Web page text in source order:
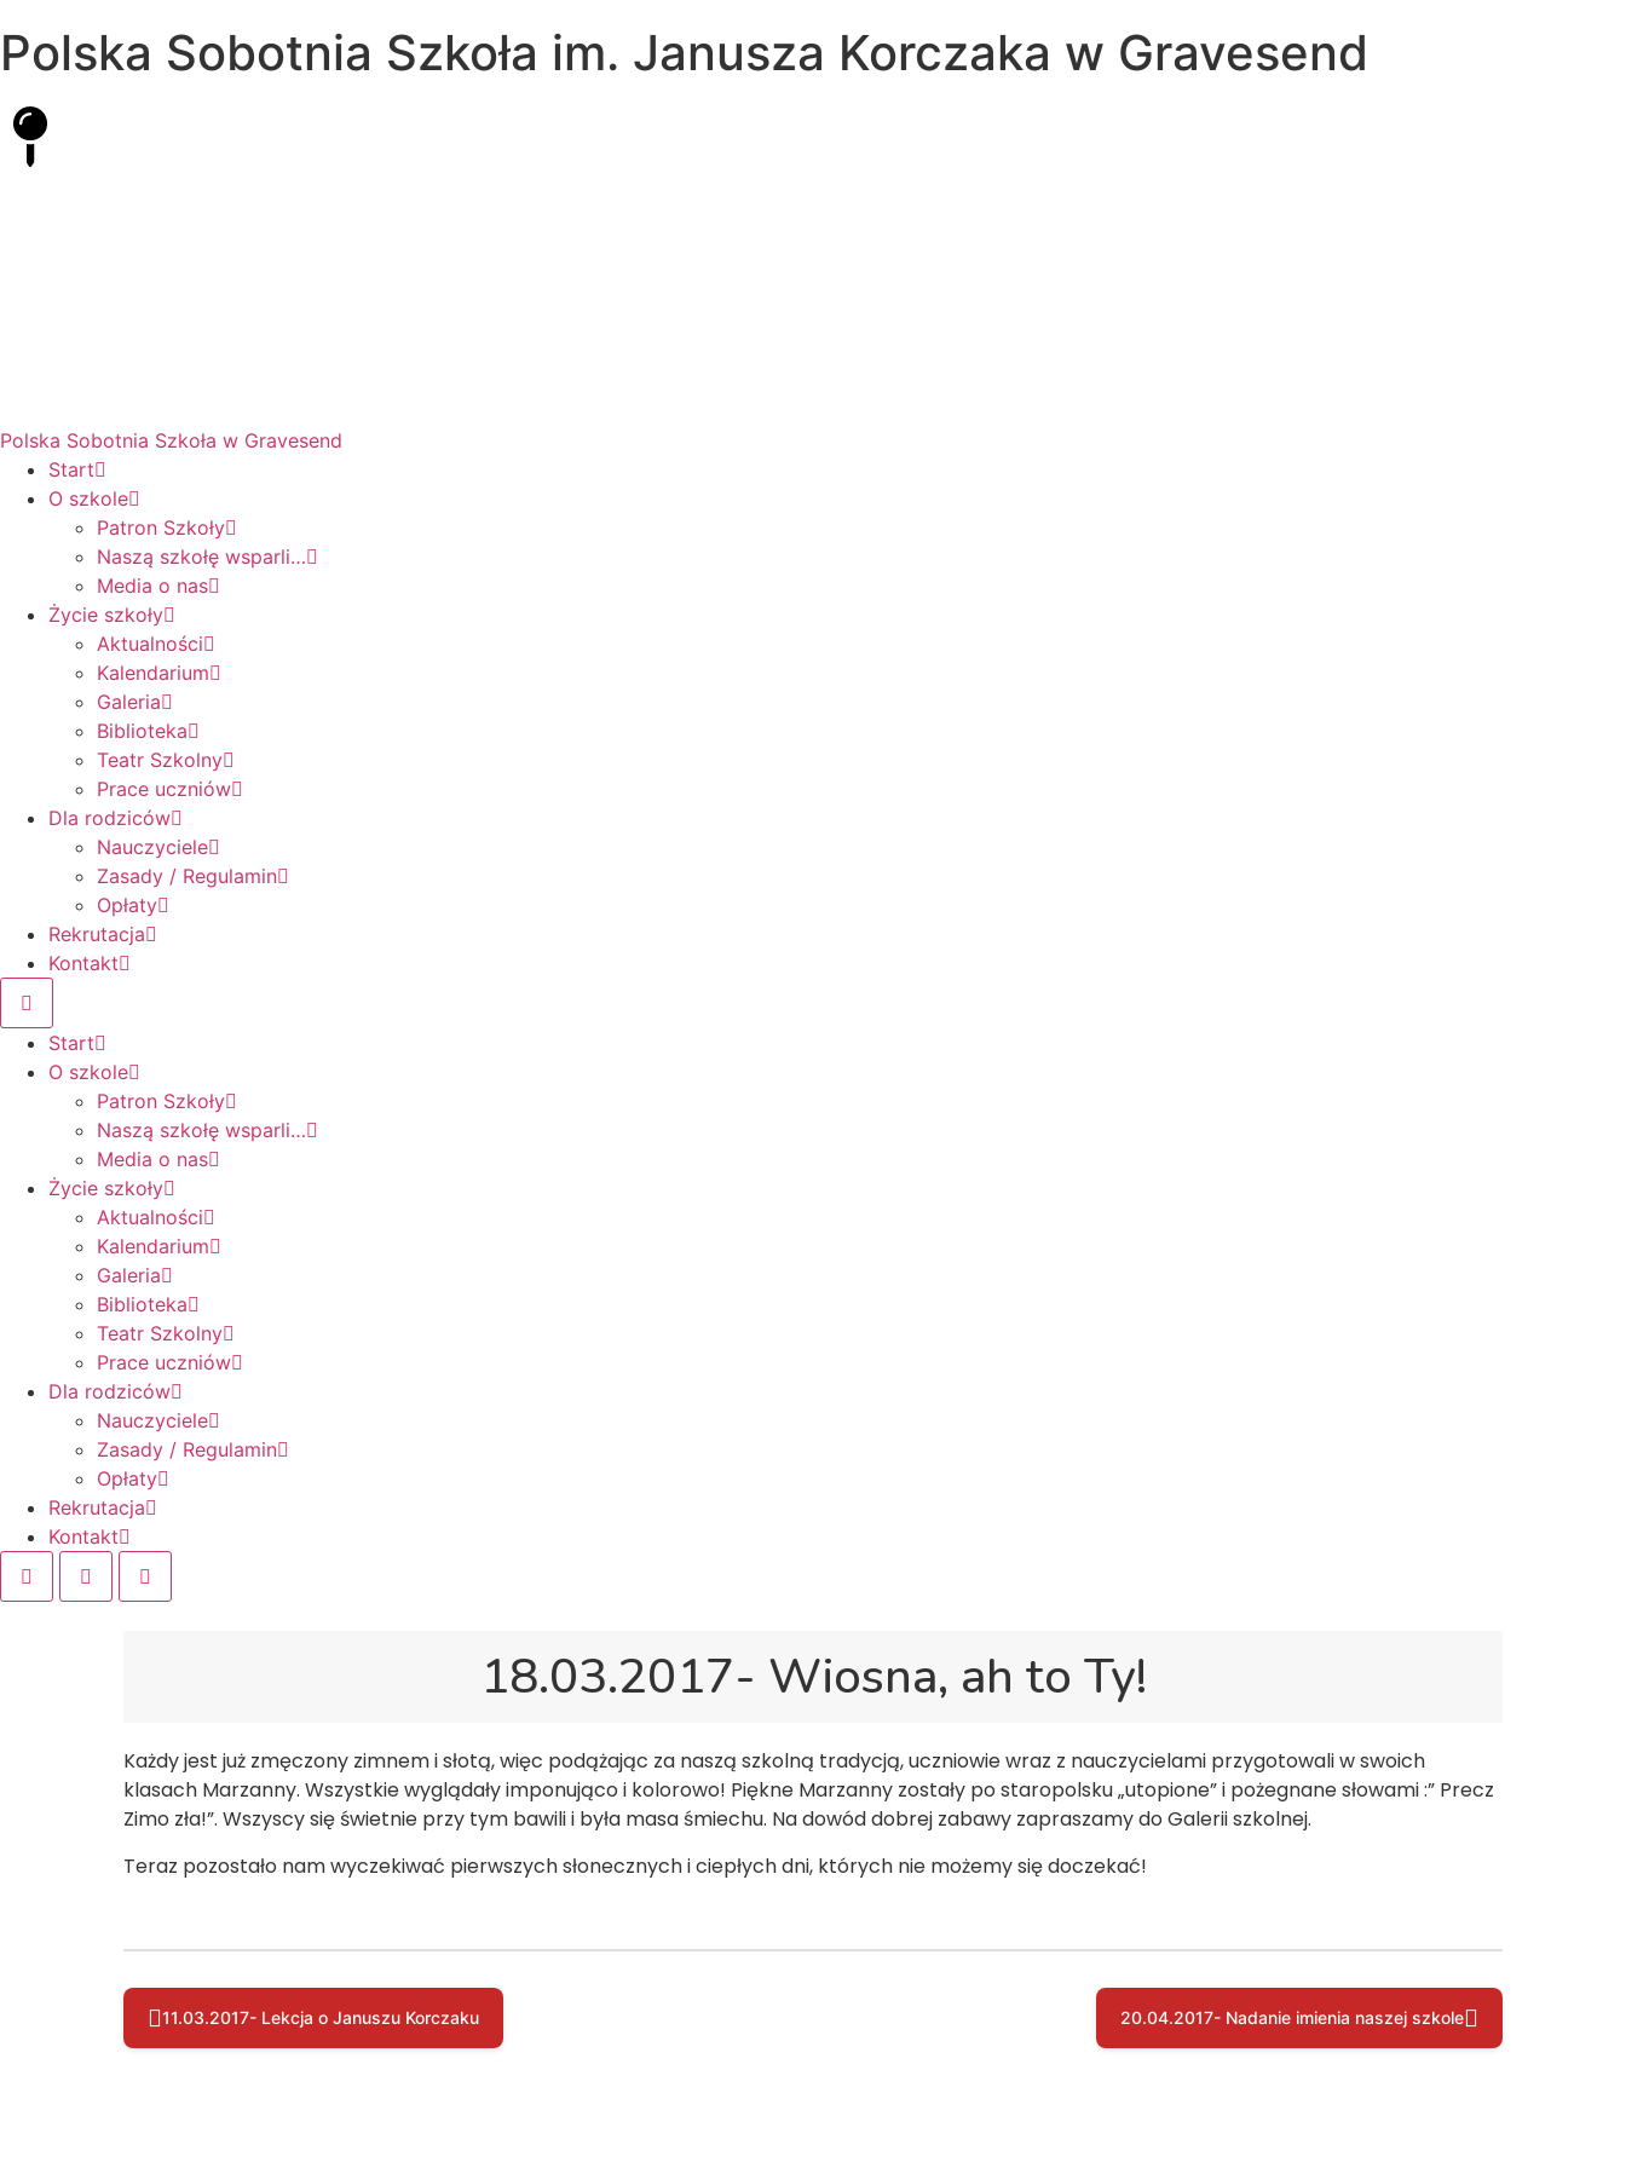
Polska Sobotnia Szkoła im. Janusza Korczaka w Gravesend
Polska Sobotnia Szkoła w Gravesend
Start
O szkole
Patron Szkoły
Naszą szkołę wsparli…
Media o nas
Życie szkoły
Aktualności
Kalendarium
Galeria
Biblioteka
Teatr Szkolny
Prace uczniów
Dla rodziców
Nauczyciele
Zasady / Regulamin
Opłaty
Rekrutacja
Kontakt
Start
O szkole
Patron Szkoły
Naszą szkołę wsparli…
Media o nas
Życie szkoły
Aktualności
Kalendarium
Galeria
Biblioteka
Teatr Szkolny
Prace uczniów
Dla rodziców
Nauczyciele
Zasady / Regulamin
Opłaty
Rekrutacja
Kontakt
18.03.2017- Wiosna, ah to Ty!
Każdy jest już zmęczony zimnem i słotą, więc podążając za naszą szkolną tradycją, uczniowie wraz z nauczycielami przygotowali w swoich
klasach Marzanny. Wszystkie wyglądały imponująco i kolorowo! Piękne Marzanny zostały po staropolsku „utopione” i pożegnane słowami :” Precz
Zimo zła!”. Wszyscy się świetnie przy tym bawili i była masa śmiechu. Na dowód dobrej zabawy zapraszamy do Galerii szkolnej.
Teraz pozostało nam wyczekiwać pierwszych słonecznych i ciepłych dni, których nie możemy się doczekać!
11.03.2017- Lekcja o Januszu Korczaku 20.04.2017- Nadanie imienia naszej szkole